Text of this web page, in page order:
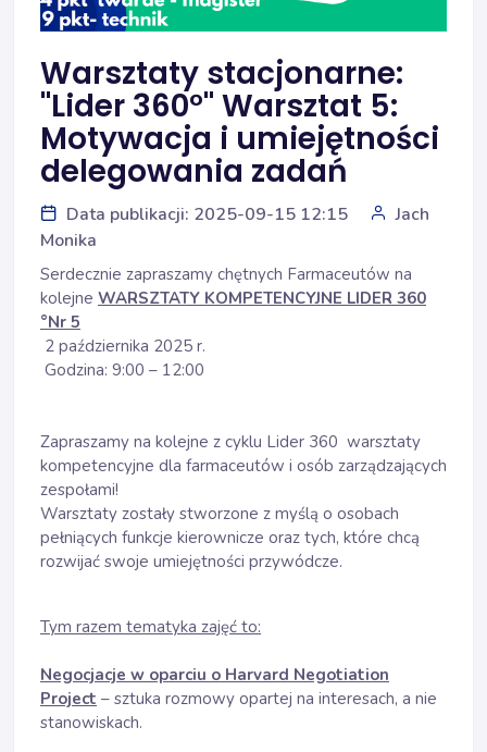
Warsztaty stacjonarne:
"Lider 360°" Warsztat 5:
Motywacja i umiejętności
delegowania zadań
Data publikacji: 2025-09-15 12:15
Jach
Monika
Serdecznie zapraszamy chętnych Farmaceutów na
kolejne WARSZTATY KOMPETENCYJNE LIDER 360
°Nr 5
2 października 2025 r.
Godzina: 9:00 – 12:00
Zapraszamy na kolejne z cyklu Lider 360 warsztaty
kompetencyjne dla farmaceutów i osób zarządzających
zespołami!
Warsztaty zostały stworzone z myślą o osobach
pełniących funkcje kierownicze oraz tych, które chcą
rozwijać swoje umiejętności przywódcze.
Tym razem tematyka zajęć to:
Negocjacje w oparciu o Harvard Negotiation
Project – sztuka rozmowy opartej na interesach, a nie
stanowiskach.